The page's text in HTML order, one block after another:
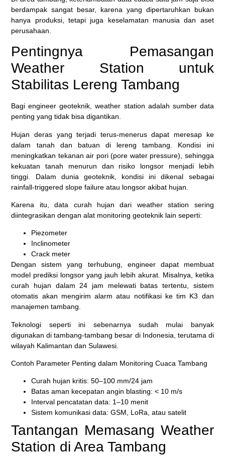
berdampak sangat besar, karena yang dipertaruhkan bukan
hanya produksi, tetapi juga keselamatan manusia dan aset
perusahaan.
Pentingnya Pemasangan
Weather Station untuk
Stabilitas Lereng Tambang
Bagi engineer geoteknik, weather station adalah sumber data
penting yang tidak bisa digantikan.
Hujan deras yang terjadi terus-menerus dapat meresap ke
dalam tanah dan batuan di lereng tambang. Kondisi ini
meningkatkan tekanan air pori (pore water pressure), sehingga
kekuatan tanah menurun dan risiko longsor menjadi lebih
tinggi. Dalam dunia geoteknik, kondisi ini dikenal sebagai
rainfall-triggered slope failure atau longsor akibat hujan.
Karena itu, data curah hujan dari weather station sering
diintegrasikan dengan alat monitoring geoteknik lain seperti:
Piezometer
Inclinometer
Crack meter
Dengan sistem yang terhubung, engineer dapat membuat
model prediksi longsor yang jauh lebih akurat. Misalnya, ketika
curah hujan dalam 24 jam melewati batas tertentu, sistem
otomatis akan mengirim alarm atau notifikasi ke tim K3 dan
manajemen tambang.
Teknologi seperti ini sebenarnya sudah mulai banyak
digunakan di tambang-tambang besar di Indonesia, terutama di
wilayah Kalimantan dan Sulawesi.
Contoh Parameter Penting dalam Monitoring Cuaca Tambang
Curah hujan kritis: 50–100 mm/24 jam
Batas aman kecepatan angin blasting: < 10 m/s
Interval pencatatan data: 1–10 menit
Sistem komunikasi data: GSM, LoRa, atau satelit
Tantangan Memasang Weather
Station di Area Tambang